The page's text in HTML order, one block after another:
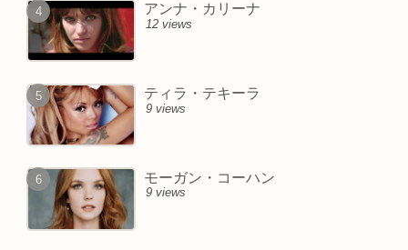
アンナ・カリーナ
12 views
ティラ・テキーラ
9 views
モーガン・コーハン
9 views